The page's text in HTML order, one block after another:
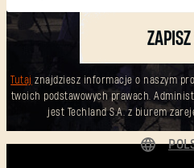
Tutaj znajdziesz informacje o naszym
twoich podstawowych prawach.
jest Techland S.A. z biurem